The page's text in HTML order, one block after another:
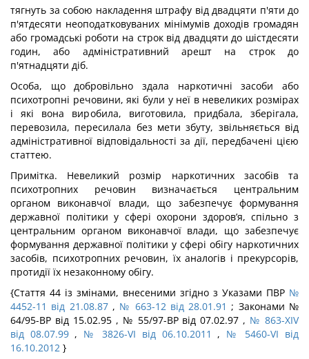
тягнуть за собою накладення штрафу від двадцяти п'яти до
п'ятдесяти неоподатковуваних мінімумів доходів громадян
або громадські роботи на строк від двадцяти до шістдесяти
годин, або адміністративний арешт на строк до
п'ятнадцяти діб.
Особа, що добровільно здала наркотичні засоби або
психотропні речовини, які були у неї в невеликих розмірах
і які вона виробила, виготовила, придбала, зберігала,
перевозила, пересилала без мети збуту, звільняється від
адміністративної відповідальності за дії, передбачені цією
статтею.
Примітка. Невеликий розмір наркотичних засобів та
психотропних речовин визначається центральним
органом виконавчої влади, що забезпечує формування
державної політики у сфері охорони здоров’я, спільно з
центральним органом виконавчої влади, що забезпечує
формування державної політики у сфері обігу наркотичних
засобів, психотропних речовин, їх аналогів і прекурсорів,
протидії їх незаконному обігу.
{Стаття 44 із змінами, внесеними згідно з Указами ПВР №
4452-11 від 21.08.87, № 663-12 від 28.01.91 ; Законами №
64/95-ВР від 15.02.95 , № 55/97-ВР від 07.02.97 , № 863-XIV
від 08.07.99, № 3826-VI від 06.10.2011 , № 5460-VI від
16.10.2012 }